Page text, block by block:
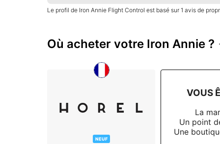
Le profil de Iron Annie Flight Control est basé sur 1 avis de
Où acheter votre Iron Annie ?
NEUF
VOUS
La
Un point
Une